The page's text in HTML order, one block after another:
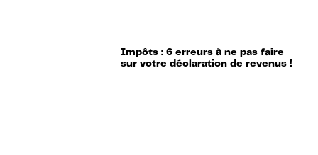
Impôts : 6 erreurs à ne pas faire
sur votre déclaration de revenus !